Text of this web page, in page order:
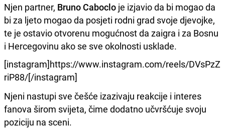
Njen partner, Bruno Caboclo je izjavio da bi mogao da
bi za ljeto mogao da posjeti rodni grad svoje djevojke,
te je ostavio otvorenu mogućnost da zaigra i za Bosnu
i Hercegovinu ako se sve okolnosti usklade.
[instagram]https://www.instagram.com/reels/DVsPzZ
riP88/[/instagram]
Njeni nastupi sve češće izazivaju reakcije i interes
fanova širom svijeta, čime dodatno učvršćuje svoju
poziciju na sceni.